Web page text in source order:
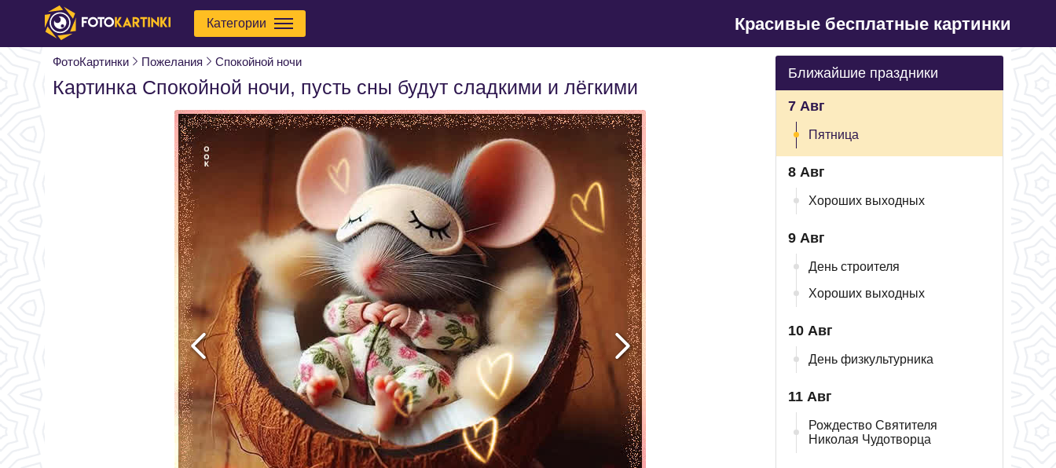
Категории Красивые бесплатные картинки
ФотоКартинки Пожелания Спокойной ночи
Картинка Спокойной ночи, пусть сны будут сладкими и лёгкими
Ближайшие праздники
7 Авг
Пятница
8 Авг
Хороших выходных
9 Авг
День строителя
Хороших выходных
10 Авг
День физкультурника
11 Авг
Рождество Святителя
Николая Чудотворца